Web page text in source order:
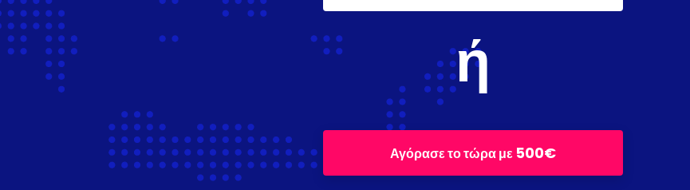
ή
Αγόρασε το τώρα με 500€